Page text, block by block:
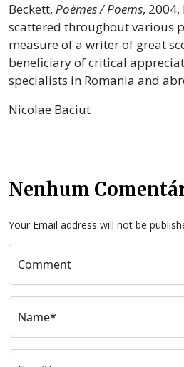
Beckett, Poèmes / Poems,
scattered throughout various
measure of a writer of great
beneficiary of critical
specialists in Romania and
Nicolae Baciut
Nenhum
Your Email address will not be
Comment
Name*